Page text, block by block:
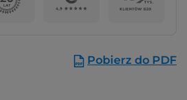
Pobierz do PDF